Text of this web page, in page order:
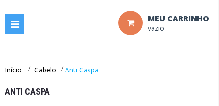
MEU CARRINHO
vazio
Toggle
navigation
Início > Cabelo > Anti Caspa
ANTI CASPA